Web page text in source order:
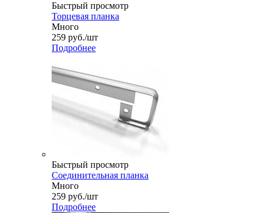
Быстрый просмотр
Торцевая планка
Много
259 руб./шт
Подробнее
Быстрый просмотр
Соединительная планка
Много
259 руб./шт
Подробнее